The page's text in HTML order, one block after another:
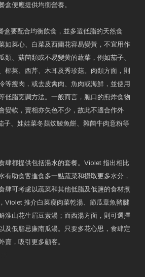
盒便應提供均衡營養。
盒要配合均衡飲食，並多選低脂的天然食
如菜心、白菜及西蘭花容易變黃，不宜用作
類、菇菌類或不易變黃的蔬菜，例如茄子、
椰菜、西芹、木耳及秀珍菇。肉類方面，則
等瘦肉，或去皮禽肉、魚肉或海鮮，並使用
低脂烹調方法。一般而言，脆口的煎炸食物
變軟，賣相亦失色不少，故此不適合作外
子、娃娃菜冬菇炆鯪魚餅、雜菌牛肉意粉等
肆都提供包括湯水的套餐。Violet 指出相比
有助食客進食多一點蔬菜和攝取更多水分，
肆可考慮以蔬菜和其他低脂及低鹽的食材煮
Violet 推介白菜瘦肉菜乾湯、節瓜章魚豬腱
淮山花生眉豆素湯；而西湯方面，則可選擇
及低脂忌廉南瓜湯。只要多花心思，食肆定
賣，吸引更多顧客。